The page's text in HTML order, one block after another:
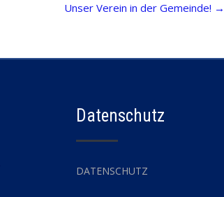
Unser Verein in der Gemeinde! →
Datenschutz
DATENSCHUTZ